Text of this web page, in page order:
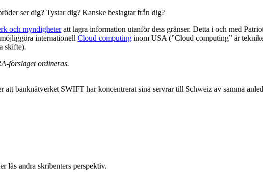
ser dig? Tystar dig? Kanske beslagtar från dig?
och myndigheteratt lagra information utanför dess gränser. Detta i och med
internationell Cloud computing inom USA (”Cloud computing” är
skifte).
förslaget ordineras.
att banknätverket SWIFT har koncentrerat sina servrar till Schweiz av samma
läs andra skribenters perspektiv.